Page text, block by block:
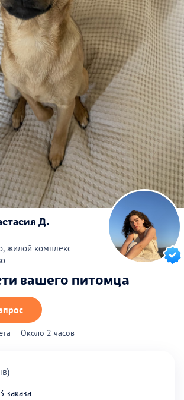
Д.
жилой комплекс
вашего питомца
— Около 2 часов
заказа